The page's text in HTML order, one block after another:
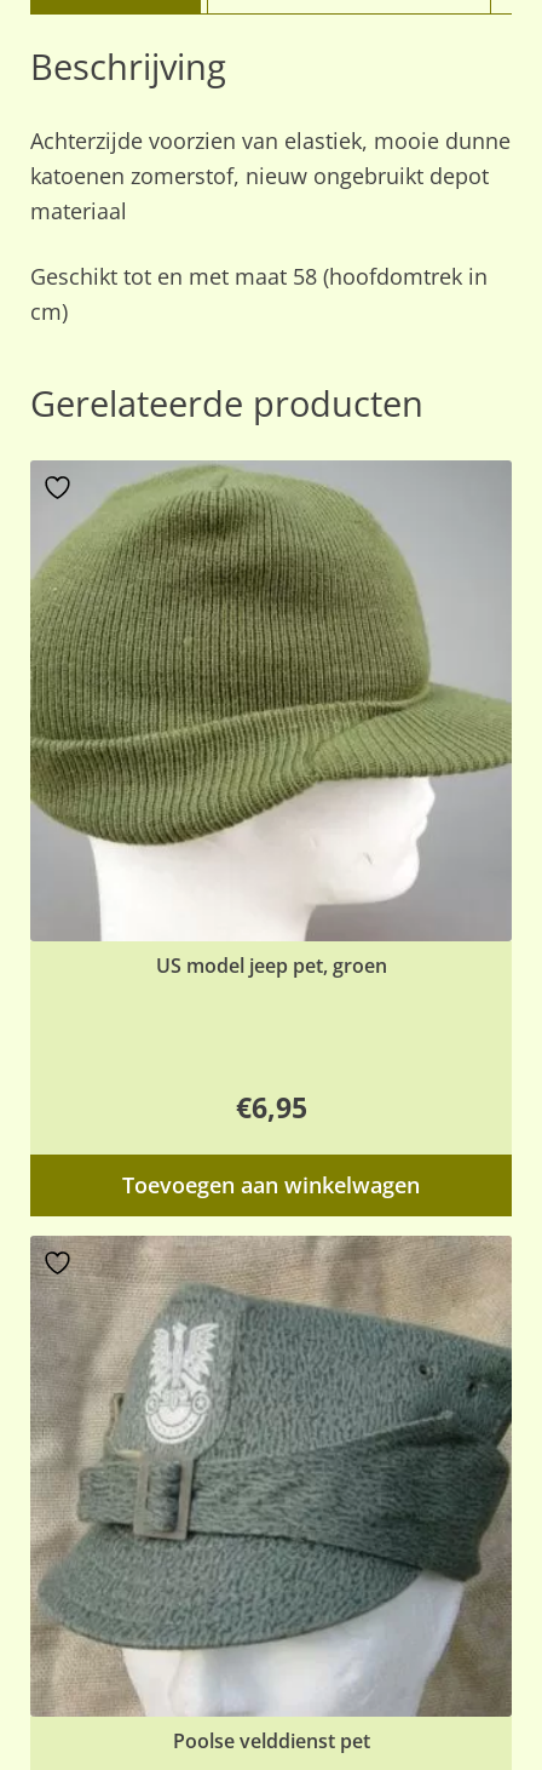
Beschrijving
Achterzijde voorzien van elastiek, mooie dunne
katoenen zomerstof, nieuw ongebruikt depot
materiaal
Geschikt tot en met maat 58 (hoofdomtrek in
cm)
Gerelateerde producten
US model jeep pet, groen
€6,95
Toevoegen aan winkelwagen
Poolse velddienst pet